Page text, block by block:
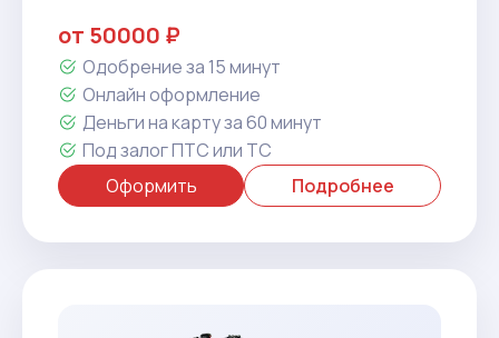
от 50000 ₽
Одобрение за 15 минут
Онлайн оформление
Деньги на карту за 60 минут
Под залог ПТС или ТС
Оформить
Подробнее